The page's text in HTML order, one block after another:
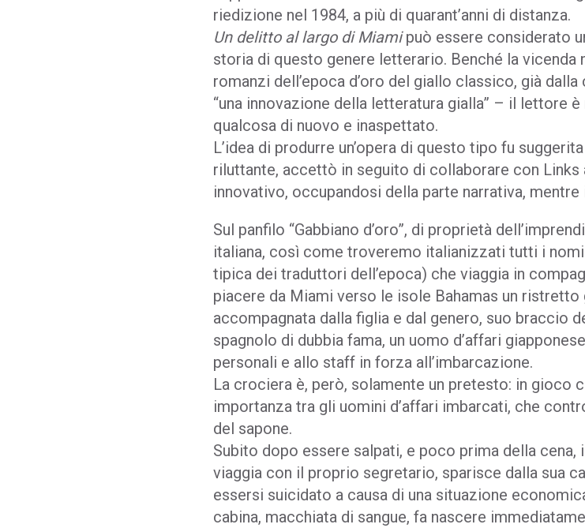
riedizione nel 1984, a più di quarant’anni di distanza.
Un delitto al largo di Miamipuò essere considerato
storia di questo genere letterario. Benché la
romanzi dell’epoca d’oro del giallo classico, già
“una innovazione della letteratura gialla” – il lettore
qualcosa di nuovo e inaspettato.
L’idea di produrre un’opera di questo tipo fu
riluttante, accettò in seguito di collaborare con
innovativo, occupandosi della parte narrativa,
Sul panfilo “Gabbiano d’oro”, di proprietà
italiana, così come troveremo italianizzati tutti i
tipica dei traduttori dell’epoca) che viaggia in
piacere da Miami verso le isole Bahamas un
accompagnata dalla figlia e dal genero, suo braccio
spagnolo di dubbia fama, un uomo d’affari
personali e allo staff in forza all’imbarcazione.
La crociera è, però, solamente un pretesto: in gioco
importanza tra gli uomini d’affari imbarcati, che
del sapone.
Subito dopo essere salpati, e poco prima della cena,
viaggia con il proprio segretario, sparisce dalla sua
essersi suicidato a causa di una situazione
cabina, macchiata di sangue, fa nascere